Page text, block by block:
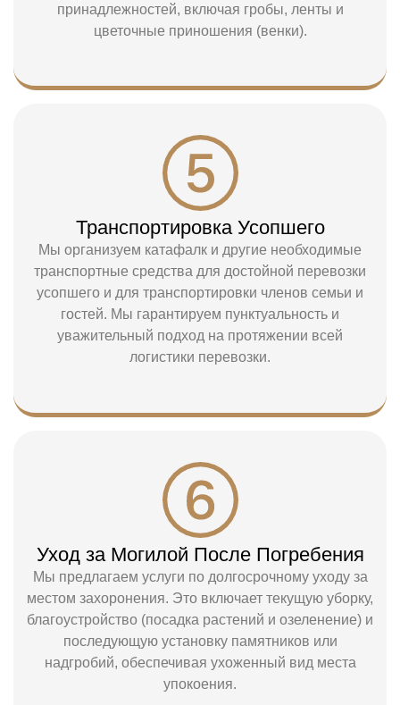
принадлежностей, включая гробы, ленты и
цветочные приношения (венки).
Транспортировка Усопшего
Мы организуем катафалк и другие необходимые
транспортные средства для достойной перевозки
усопшего и для транспортировки членов семьи и
гостей. Мы гарантируем пунктуальность и
уважительный подход на протяжении всей
логистики перевозки.
Уход за Могилой После Погребения
Мы предлагаем услуги по долгосрочному уходу за
местом захоронения. Это включает текущую уборку,
благоустройство (посадка растений и озеленение) и
последующую установку памятников или
надгробий, обеспечивая ухоженный вид места
упокоения.